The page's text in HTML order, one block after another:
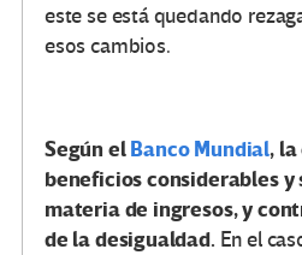
este se está quedando
esos cambios.
Según elBanco Mundial,
beneficios considerables
materia de ingresos, y
de la desigualdad. En el